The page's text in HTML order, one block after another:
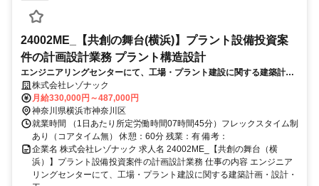
24002ME_【共創の舞台(横浜)】プラント設備投資案
件の計画設計業務 プラント構造設計
エンジニアリングセンターにて、工場・プラント建設に関する建築計
画・設計・工事監理を担当していただきます。設備投資案件の計画設計
を中心に、発注者側の立場で最適な建設プロジェクト推進を担います。
株式会社レゾナック
月給330,000円～487,000円
神奈川県横浜市神奈川区
就業時間 （1日あたり所定労働時間07時間45分）フレックスタイム制
あり（コアタイム無） 休憩：60分 残業：有 備考：
企業名 株式会社レゾナック 求人名 24002ME_【共創の舞台（横
浜）】プラント設備投資案件の計画設計業務 仕事の内容 エンジニア
リングセンターにて、工場・プラント建設に関する建築計画・設計・